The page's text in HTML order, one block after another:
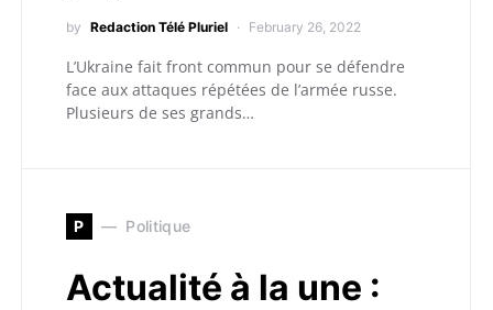
by Redaction Télé Pluriel February 26, 2022
L’Ukraine fait front commun pour se défendre
face aux attaques répétées de l’armée russe.
Plusieurs de ses grands…
P Politique
Actualité à la une :